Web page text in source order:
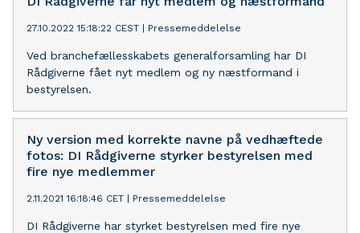
27.10.2022 15:18:22 CEST Pressemeddelelse
Ved branchefællesskabets generalforsamling har DI
Rådgiverne fået nyt medlem og ny næstformand i
bestyrelsen.
Ny version med korrekte navne på vedhæftede
fotos: DI Rådgiverne styrker bestyrelsen med
fire nye medlemmer
2.11.2021 16:18:46 CET Pressemeddelelse
DI Rådgiverne har styrket bestyrelsen med fire nye